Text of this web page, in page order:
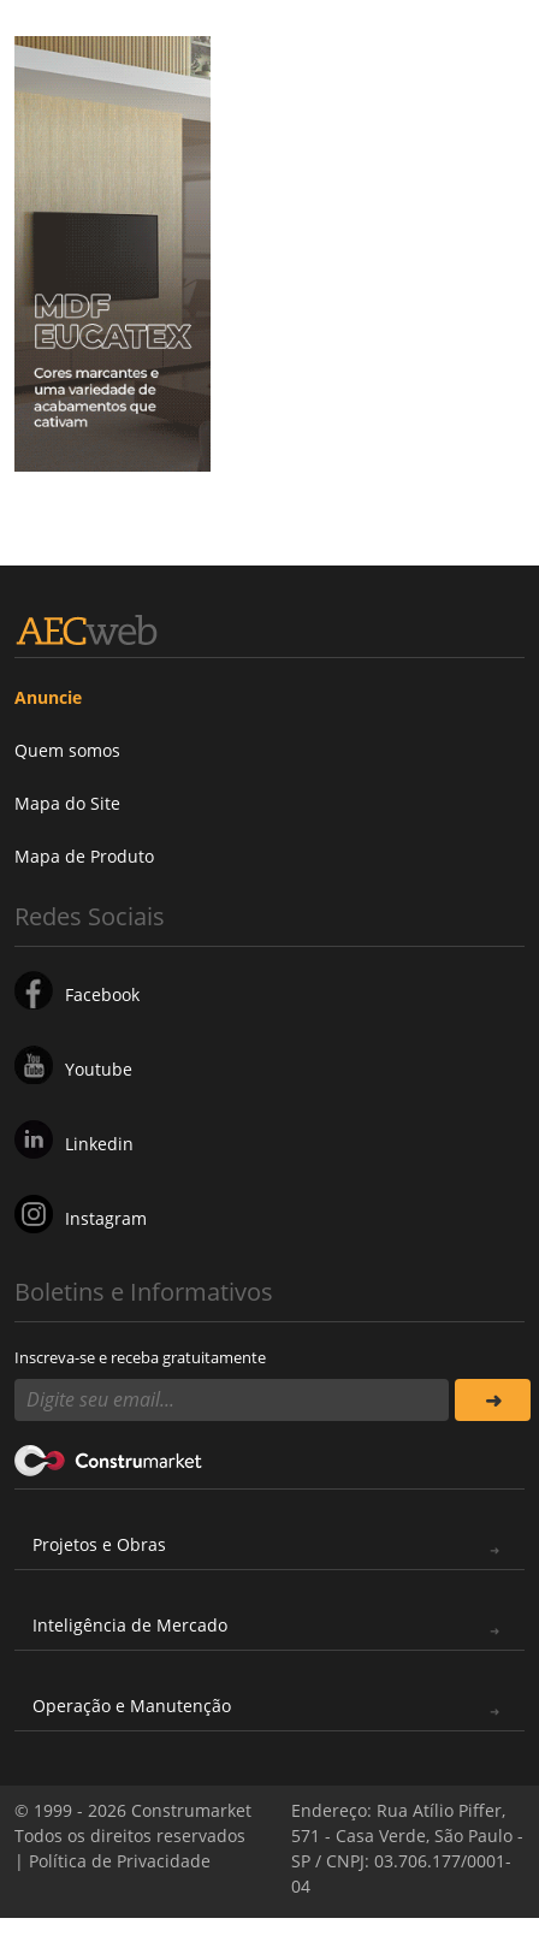
Anuncie
Quem somos
Mapa do Site
Mapa de Produto
Redes Sociais
Facebook
Youtube
Linkedin
Instagram
Boletins e Informativos
Inscreva-se e receba gratuitamente
Projetos e Obras
Inteligência de Mercado
Operação e Manutenção
© 1999 - 2026 Construmarket
Todos os direitos reservados
| Política de Privacidade
Endereço: Rua Atílio Piffer,
571 - Casa Verde, São Paulo -
SP / CNPJ: 03.706.177/0001-
04